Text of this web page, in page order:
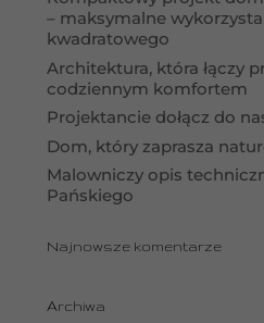
– maksymalne
kwadratowego
Architektura, która łączy
codziennym komfortem
Projektancie dołącz do
Dom, który zaprasza
Malowniczy opis
Pańskiego
Najnowsze komentarze
Archiwa